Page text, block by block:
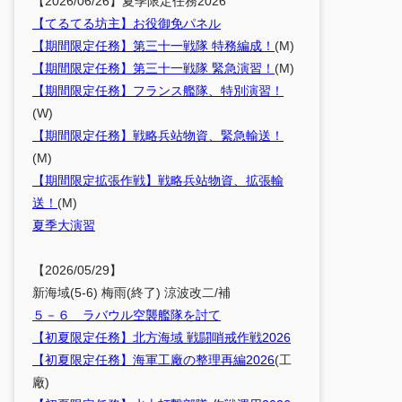
【てるてる坊主】お役御免パネル
【期間限定任務】第三十一戦隊 特務編成！ (M)
【期間限定任務】第三十一戦隊 緊急演習！ (M)
【期間限定任務】フランス艦隊、特別演習！
(W)
【期間限定任務】戦略兵站物資、緊急輸送！
(M)
【期間限定拡張作戦】戦略兵站物資、拡張輸
送！ (M)
夏季大演習
【2026/05/29】
新海域(5-6) 梅雨(終了) 涼波改二/補
５－６ ラバウル空襲艦隊を討て
【初夏限定任務】北方海域 戦闘哨戒作戦2026
【初夏限定任務】海軍工廠の整理再編2026(工
廠)